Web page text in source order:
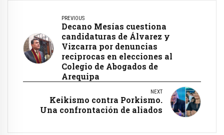
PREVIOUS
Decano Mesías cuestiona
candidaturas de Álvarez y
Vizcarra por denuncias
reciprocas en elecciones al
Colegio de Abogados de
Arequipa
NEXT
Keikismo contra Porkismo.
Una confrontación de aliados